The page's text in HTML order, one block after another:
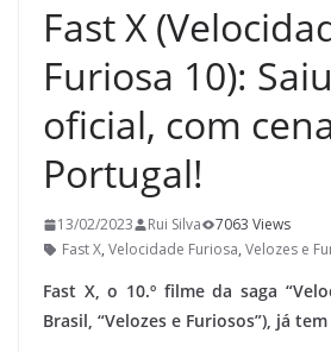
Fast X
Furiosa 10):
oficial, com
Portugal!
13/02/2023 Rui Silva
7063 Views
Fast X, Velocidade Furiosa, Velozes e
Fast X, o 10.º filme da saga
Brasil, “Velozes e Furiosos”), já